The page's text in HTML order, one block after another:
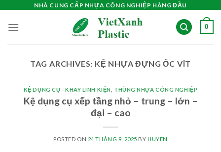
content
NHÀ CUNG CẤP NHỰA CÔNG NGHIỆP HÀNG ĐẦU
0
TAG ARCHIVES: KỆ NHỰA ĐỰNG ỐC VÍT
KỆ DỤNG CỤ - KHAY LINH KIỆN THÙNG NHỰA CÔNG NGHIỆP
Kệ dụng cụ xếp tầng nhỏ – trung – lớn –
đại – cao
POSTED ON 24 THÁNG 9, 2025 BY HUYEN